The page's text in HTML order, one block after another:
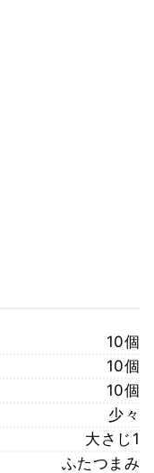
10個
10個
10個
少々
大さじ1
ふたつまみ